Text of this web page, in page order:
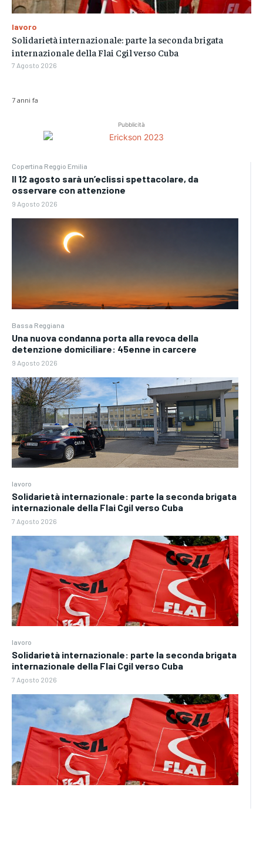
Pubblicità
Copertina Reggio Emilia
Il 12 agosto sarà un’eclissi spettacolare, da
osservare con attenzione
9 Agosto 2026
Bassa Reggiana
Una nuova condanna porta alla revoca della
detenzione domiciliare: 45enne in carcere
9 Agosto 2026
lavoro
Solidarietà internazionale: parte la seconda brigata
internazionale della Flai Cgil verso Cuba
7 Agosto 2026
lavoro
Solidarietà internazionale: parte la seconda brigata
internazionale della Flai Cgil verso Cuba
7 Agosto 2026
7 anni fa
lavoro
Solidarietà internazionale: parte la seconda brigata
internazionale della Flai Cgil verso Cuba
7 Agosto 2026